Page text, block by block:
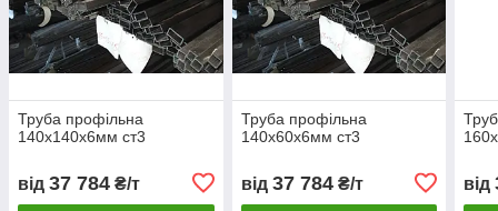
Труба профільна
140х140х6мм ст3
від 37 784 ₴/т
Труба профільна
140х60х6мм ст3
від 37 784₴/т від